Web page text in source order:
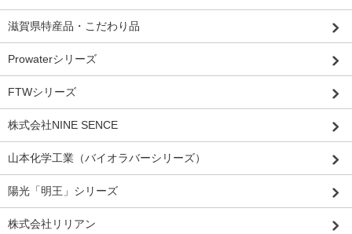
滋賀県特産品・こだわり品
Prowaterシリーズ
FTWシリーズ
株式会社NINE SENCE
山本化学工業（バイオラバーシリーズ）
陽光「明王」シリーズ
株式会社リリアン